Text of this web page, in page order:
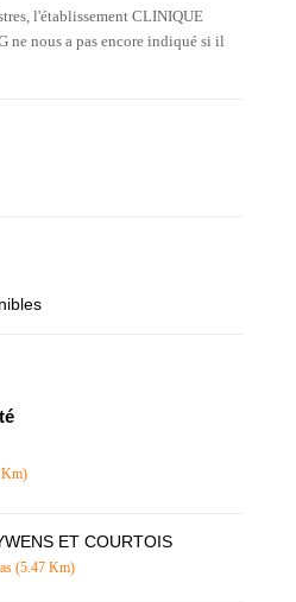
l'établissement CLINIQUE
ne nous a pas encore indiqué si il
Km)
ET COURTOIS
(5.47 Km)